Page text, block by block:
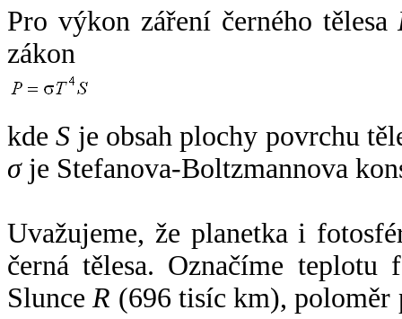
Pro výkon záření černého tělesa
zákon
kdeS je obsah plochy povrchu
σje Stefanova-Boltzmannova
Uvažujeme, že planetka i
černá tělesa. Označíme
SlunceR (696 tisíc km),